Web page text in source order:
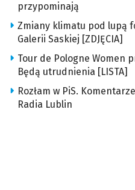
przypominają
Zmiany klimatu pod lupą
Galerii Saskiej [ZDJĘCIA]
Tour de Pologne Women
Będą utrudnienia [LISTA]
Rozłam w PiS.
Radia Lublin